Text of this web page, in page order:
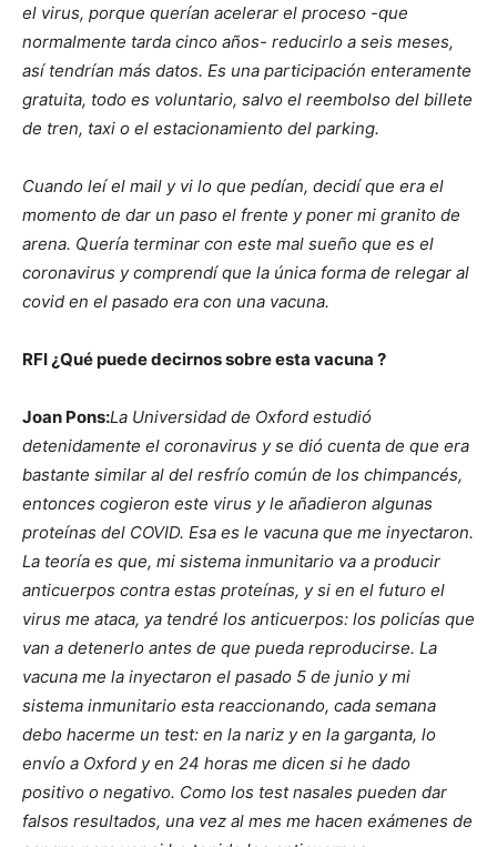
el virus, porque querían acelerar el proceso -que
normalmente tarda cinco años- reducirlo a seis meses,
así tendrían más datos. Es una participación enteramente
gratuita, todo es voluntario, salvo el reembolso del billete
de tren, taxi o el estacionamiento del parking.
Cuando leí el mail y vi lo que pedían, decidí que era el
momento de dar un paso el frente y poner mi granito de
arena. Quería terminar con este mal sueño que es el
coronavirus y comprendí que la única forma de relegar al
covid en el pasado era con una vacuna.
RFI ¿Qué puede decirnos sobre esta vacuna ?
Joan Pons:La Universidad de Oxford estudió
detenidamente el coronavirus y se dió cuenta de que era
bastante similar al del resfrío común de los chimpancés,
entonces cogieron este virus y le añadieron algunas
proteínas del COVID. Esa es le vacuna que me inyectaron.
La teoría es que, mi sistema inmunitario va a producir
anticuerpos contra estas proteínas, y si en el futuro el
virus me ataca, ya tendré los anticuerpos: los policías que
van a detenerlo antes de que pueda reproducirse. La
vacuna me la inyectaron el pasado 5 de junio y mi
sistema inmunitario esta reaccionando, cada semana
debo hacerme un test: en la nariz y en la garganta, lo
envío a Oxford y en 24 horas me dicen si he dado
positivo o negativo. Como los test nasales pueden dar
falsos resultados, una vez al mes me hacen exámenes de